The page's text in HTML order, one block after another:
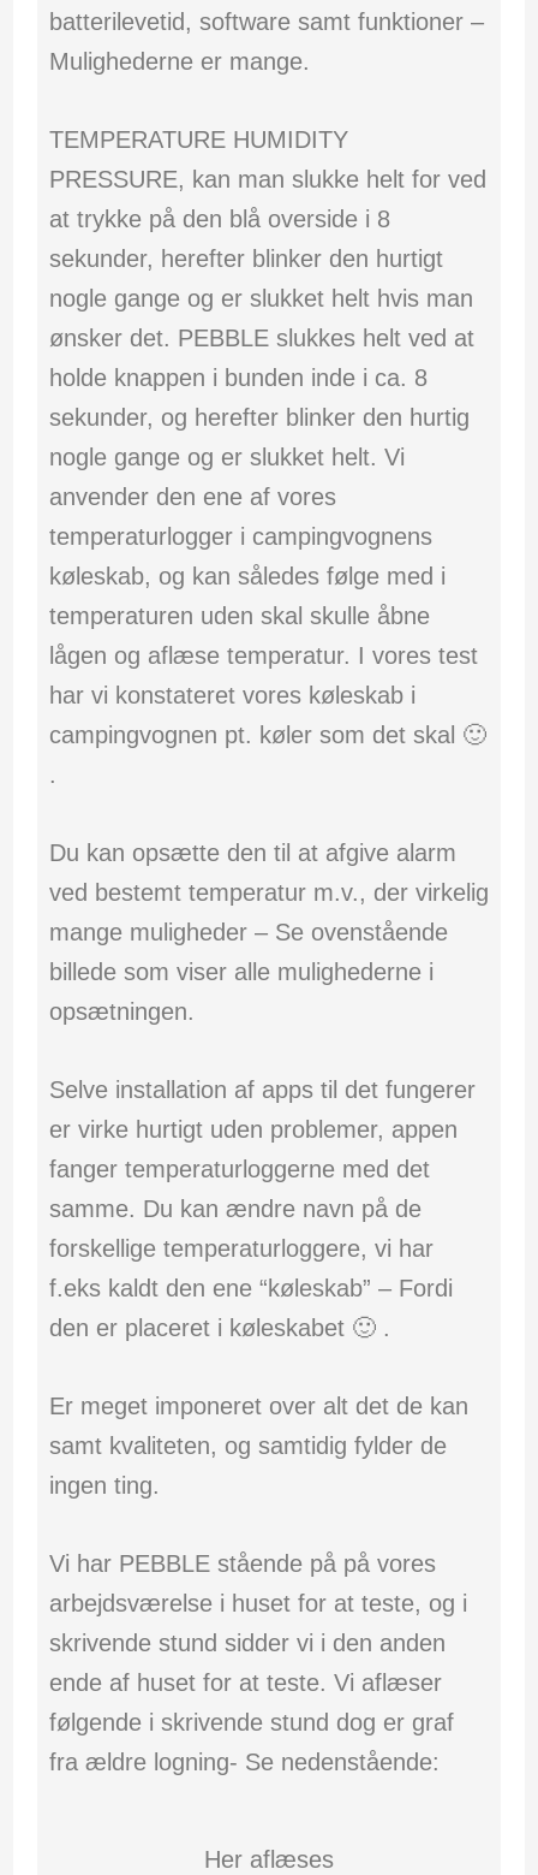
batterilevetid, software samt funktioner –
Mulighederne er mange.
TEMPERATURE HUMIDITY
PRESSURE, kan man slukke helt for ved
at trykke på den blå overside i 8
sekunder, herefter blinker den hurtigt
nogle gange og er slukket helt hvis man
ønsker det. PEBBLE slukkes helt ved at
holde knappen i bunden inde i ca. 8
sekunder, og herefter blinker den hurtig
nogle gange og er slukket helt. Vi
anvender den ene af vores
temperaturlogger i campingvognens
køleskab, og kan således følge med i
temperaturen uden skal skulle åbne
lågen og aflæse temperatur. I vores test
har vi konstateret vores køleskab i
campingvognen pt. køler som det skal 🙂
.
Du kan opsætte den til at afgive alarm
ved bestemt temperatur m.v., der virkelig
mange muligheder – Se ovenstående
billede som viser alle mulighederne i
opsætningen.
Selve installation af apps til det fungerer
er virke hurtigt uden problemer, appen
fanger temperaturloggerne med det
samme. Du kan ændre navn på de
forskellige temperaturloggere, vi har
f.eks kaldt den ene “køleskab” – Fordi
den er placeret i køleskabet 🙂 .
Er meget imponeret over alt det de kan
samt kvaliteten, og samtidig fylder de
ingen ting.
Vi har PEBBLE stående på på vores
arbejdsværelse i huset for at teste, og i
skrivende stund sidder vi i den anden
ende af huset for at teste. Vi aflæser
følgende i skrivende stund dog er graf
fra ældre logning- Se nedenstående:
Her aflæses